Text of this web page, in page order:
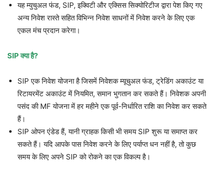
यह म्युचुअल फंड, SIP, इक्विटी और एक्सिस सिक्योरिटीज द्वारा पेश किए गए
अन्य निवेश रास्ते सहित विभिन्न निवेश साधनों में निवेश करने के लिए एक
एकल मंच प्रदान करेगा।
SIP क्या है?
SIP एक निवेश योजना है जिसमें निवेशक म्यूचुअल फंड, ट्रेडिंग अकाउंट या
रिटायरमेंट अकाउंट में नियमित, समान भुगतान कर सकते हैं। निवेशक अपनी
पसंद की MF योजना में हर महीने एक पूर्व-निर्धारित राशि का निवेश कर सकते
हैं।
SIP ओपन एंडेड हैं, यानी ग्राहक किसी भी समय SIP शुरू या समाप्त कर
सकते हैं। यदि आपके पास निवेश करने के लिए पर्याप्त धन नहीं है, तो कुछ
समय के लिए अपने SIP को रोकने का एक विकल्प है।